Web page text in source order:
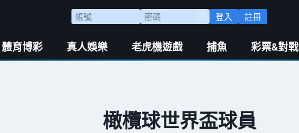
登入 註冊
體育博彩 真人娛樂 老虎機遊戲 捕魚 彩票&對戰
橄欖球世界盃球員